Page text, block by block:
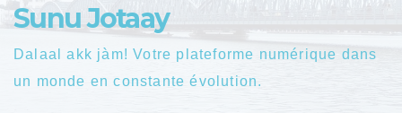
Sunu Jotaay
Dalaal akk jàm! Votre plateforme numérique dans
un monde en constante évolution.